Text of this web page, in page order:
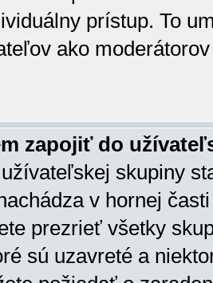
prístup. To
ako
zapojiť do
skupiny
v hornej
prezrieť všetky
sú uzavreté a